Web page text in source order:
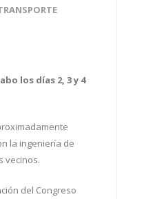
los días 2, 3 y 4
la ingeniería de
vecinos.
del Congreso